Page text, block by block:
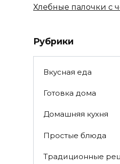
Хлебные палочки с
Рубрики
Вкусная еда
Готовка дома
Домашняя кухня
Простые блюда
Традиционные